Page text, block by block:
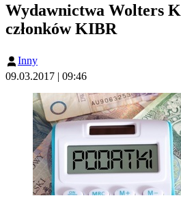
Wydawnictwa Wolters
członków KIBR
Inny
09.03.2017 | 09:46